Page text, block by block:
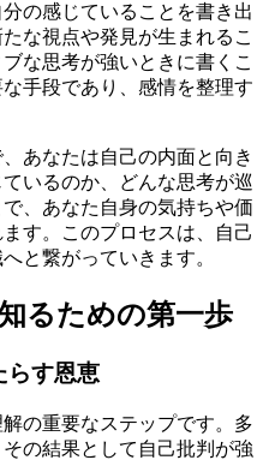
の感じていることを書き出
な視点や発見が生まれるこ
な思考が強いときに書くこ
手段であり、感情を整理す
あなたは自己の内面と向き
いるのか、どんな思考が巡
、あなた自身の気持ちや価
す。このプロセスは、自己
と繋がっていきます。
るための第一歩
らす恩恵
の重要なステップです。多
の結果として自己批判が強